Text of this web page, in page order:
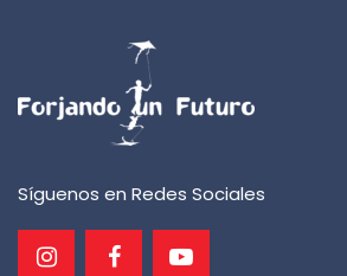
Síguenos en Redes Sociales